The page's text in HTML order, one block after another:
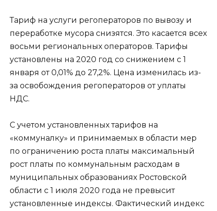
Тариф на услуги регоператоров по вывозу и
переработке мусора снизятся. Это касается всех
восьми региональных операторов. Тарифы
установлены на 2020 год со снижением с 1
января от 0,01% до 27,2%. Цена изменилась из-
за освобождения регоператоров от уплаты
НДС.
С учетом установленных тарифов на
«коммуналку» и принимаемых в области мер
по ограничению роста платы максимальный
рост платы по коммунальным расходам в
муниципальных образованиях Ростовской
области с 1 июля 2020 года не превысит
установленные индексы. Фактический индекс